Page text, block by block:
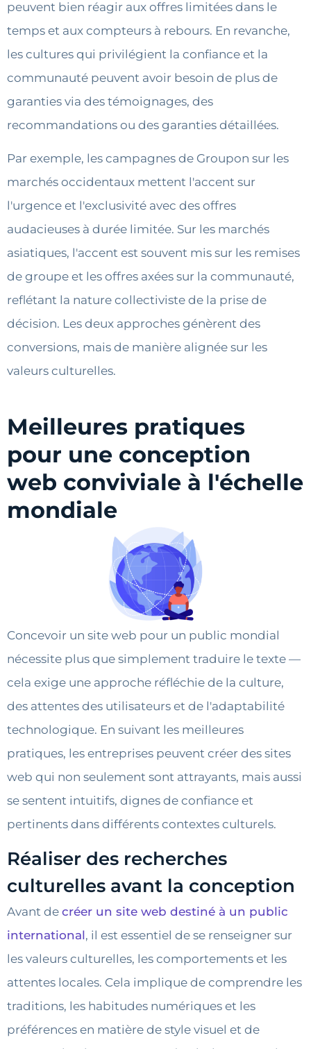
peuvent bien réagir aux offres limitées dans le
temps et aux compteurs à rebours. En revanche,
les cultures qui privilégient la confiance et la
communauté peuvent avoir besoin de plus de
garanties via des témoignages, des
recommandations ou des garanties détaillées.
Par exemple, les campagnes de Groupon sur les
marchés occidentaux mettent l'accent sur
l'urgence et l'exclusivité avec des offres
audacieuses à durée limitée. Sur les marchés
asiatiques, l'accent est souvent mis sur les remises
de groupe et les offres axées sur la communauté,
reflétant la nature collectiviste de la prise de
décision. Les deux approches génèrent des
conversions, mais de manière alignée sur les
valeurs culturelles.
Meilleures pratiques
pour une conception
web conviviale à l'échelle
mondiale
Concevoir un site web pour un public mondial
nécessite plus que simplement traduire le texte —
cela exige une approche réfléchie de la culture,
des attentes des utilisateurs et de l'adaptabilité
technologique. En suivant les meilleures
pratiques, les entreprises peuvent créer des sites
web qui non seulement sont attrayants, mais aussi
se sentent intuitifs, dignes de confiance et
pertinents dans différents contextes culturels.
Réaliser des recherches
culturelles avant la conception
Avant de créer un site web destiné à un public
international, il est essentiel de se renseigner sur
les valeurs culturelles, les comportements et les
attentes locales. Cela implique de comprendre les
traditions, les habitudes numériques et les
préférences en matière de style visuel et de